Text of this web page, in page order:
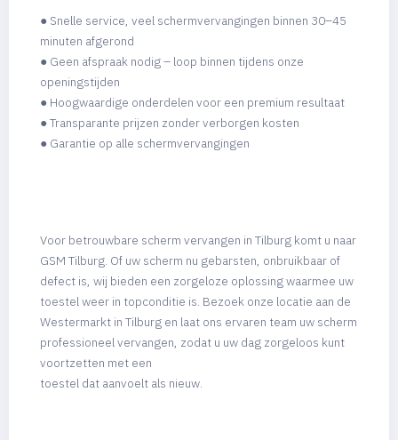
● Snelle service, veel schermvervangingen binnen 30–45
minuten afgerond
● Geen afspraak nodig – loop binnen tijdens onze
openingstijden
● Hoogwaardige onderdelen voor een premium resultaat
● Transparante prijzen zonder verborgen kosten
● Garantie op alle schermvervangingen
Voor betrouwbare scherm vervangen in Tilburg komt u naar
GSM Tilburg. Of uw scherm nu gebarsten, onbruikbaar of
defect is, wij bieden een zorgeloze oplossing waarmee uw
toestel weer in topconditie is. Bezoek onze locatie aan de
Westermarkt in Tilburg en laat ons ervaren team uw scherm
professioneel vervangen, zodat u uw dag zorgeloos kunt
voortzetten met een
toestel dat aanvoelt als nieuw.